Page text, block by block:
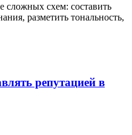
сложных схем: составить
разметить тональность,
репутацией в